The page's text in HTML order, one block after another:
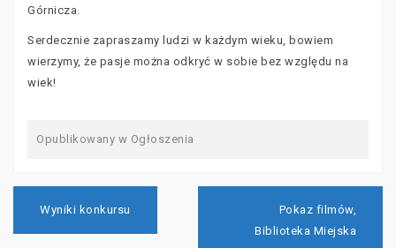
Górnicza.
Serdecznie zapraszamy ludzi w każdym wieku, bowiem
wierzymy, że pasje można odkryć w sobie bez względu na
wiek!
Opublikowany w Ogłoszenia
wpisu
Wyniki konkursu
Pokaz filmów,
Biblioteka Miejska